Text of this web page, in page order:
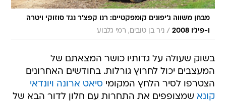
מבחן משווה ג'יפונים קומפקטיים: רנו קפצ'ר נגד סוזוקי ויטרה
ו-פיג'ו 2008
/ ניר בן טובים, רמי גלבוע
בשוק שעולה על גדותיו כושר המצאתם של
המעצבים יכול לחרוץ גורלות. בחודשים האחרונים
הצטרפו לסיר הלחץ המקומי סיאט ארונה ויונדאי
קונא שמצופפים את התחרות עם חלון לדור הבא של